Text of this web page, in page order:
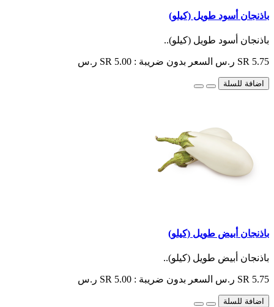
باذنجان أسود طويل (كيلو)
باذنجان أسود طويل (كيلو)..
SR 5.75 ر.س السعر بدون ضريبة : SR 5.00 ر.س
اضافة للسلة
باذنجان أبيض طويل (كيلو)
باذنجان أبيض طويل (كيلو)..
SR 5.75 ر.س السعر بدون ضريبة : SR 5.00 ر.س
اضافة للسلة